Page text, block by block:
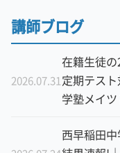
講師ブログ
2026.07.31
在籍生徒
定期テス
学塾メイ
西早稲田